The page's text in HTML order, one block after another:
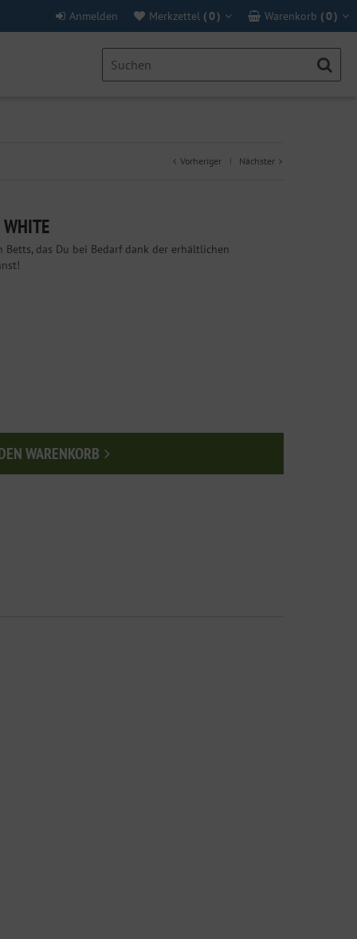
Warenkorb (0 )
Merkzettel (0 )
Anmelden
Vorheriger | Nächster
das Du bei Bedarf dank der erhältlichen
WARENKORB
den Warenkorb